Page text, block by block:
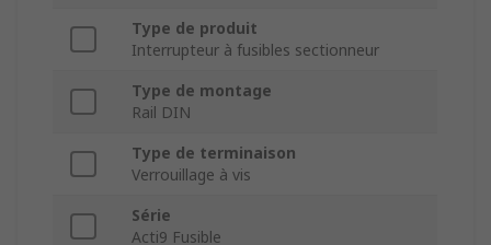
Type de produit
Interrupteur à fusibles sectionneur
Type de montage
Rail DIN
Type de terminaison
Verrouillage à vis
Série
Acti9 Fusible